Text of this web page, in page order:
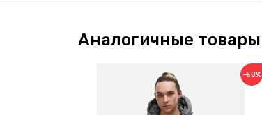
Аналогичные товары
−50%